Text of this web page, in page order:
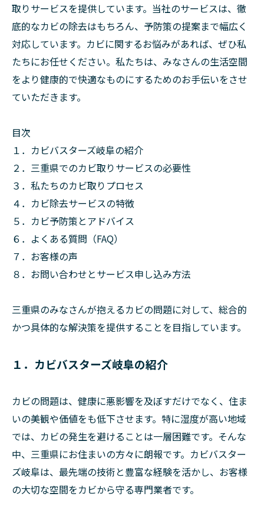
取りサービスを提供しています。当社のサービスは、徹
底的なカビの除去はもちろん、予防策の提案まで幅広く
対応しています。カビに関するお悩みがあれば、ぜひ私
たちにお任せください。私たちは、みなさんの生活空間
をより健康的で快適なものにするためのお手伝いをさせ
ていただきます。
目次
１．カビバスターズ岐阜の紹介
２．三重県でのカビ取りサービスの必要性
３．私たちのカビ取りプロセス
４．カビ除去サービスの特徴
５．カビ予防策とアドバイス
６．よくある質問（FAQ）
７．お客様の声
８．お問い合わせとサービス申し込み方法
三重県のみなさんが抱えるカビの問題に対して、総合的
かつ具体的な解決策を提供することを目指しています。
１．カビバスターズ岐阜の紹介
カビの問題は、健康に悪影響を及ぼすだけでなく、住ま
いの美観や価値をも低下させます。特に湿度が高い地域
では、カビの発生を避けることは一層困難です。そんな
中、三重県にお住まいの方々に朗報です。カビバスター
ズ岐阜は、最先端の技術と豊富な経験を活かし、お客様
の大切な空間をカビから守る専門業者です。